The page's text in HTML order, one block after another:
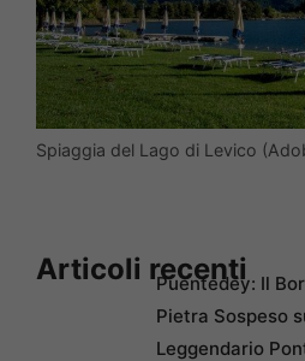
Spiaggia del Lago di Levico
Articoli recenti
Puentedey: Il
Pietra Sospeso
Leggendario